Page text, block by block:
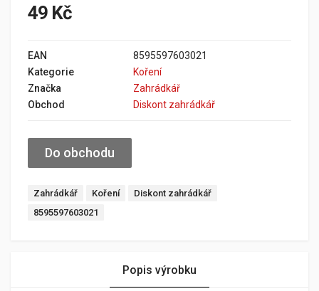
49 Kč
EAN
8595597603021
Kategorie
Koření
Značka
Zahrádkář
Obchod
Diskont zahrádkář
Do obchodu
Zahrádkář Koření
Diskont zahrádkář
8595597603021
Popis výrobku